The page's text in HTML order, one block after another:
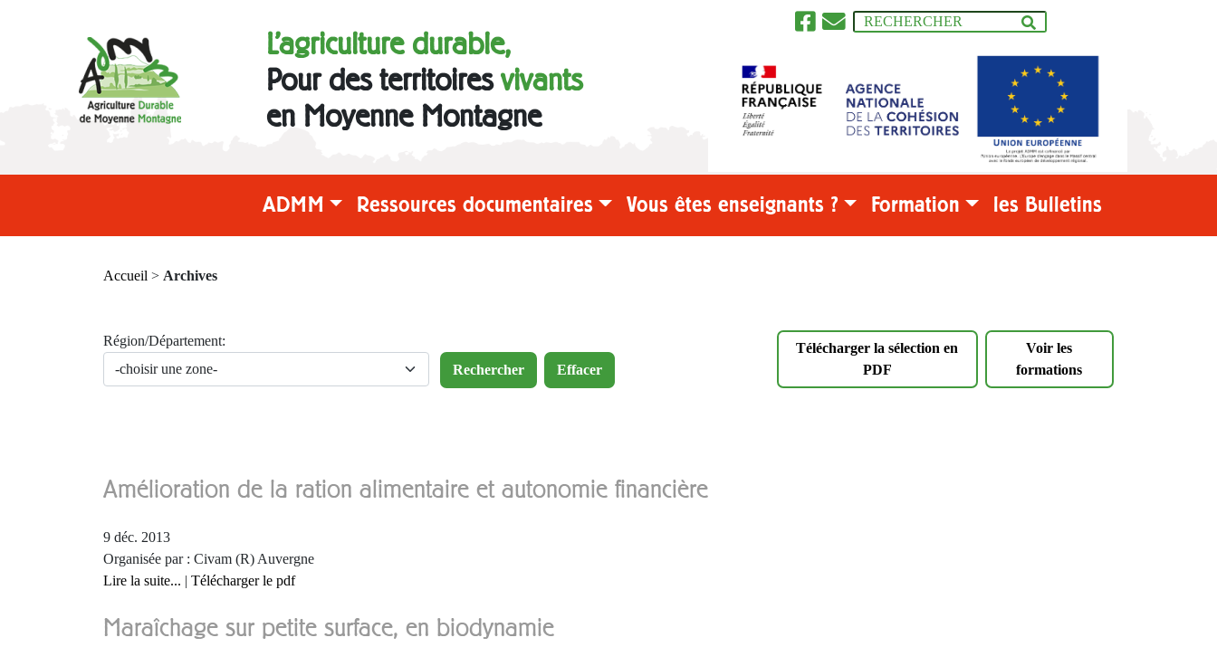
L'agriculture durable,
Pour des territoiresvivants
en Moyenne Montagne
ADMM Ressources documentaires Vous êtes enseignants ? Formation les Bulletins
Accueil > Archives
Région/Département:
Télécharger la sélection en
PDF
Voir les
formations
Amélioration de la ration alimentaire et autonomie financière
9 déc. 2013
Organisée par : Civam (R) Auvergne
Lire la suite... | Télécharger le pdf
Maraîchage sur petite surface, en biodynamie